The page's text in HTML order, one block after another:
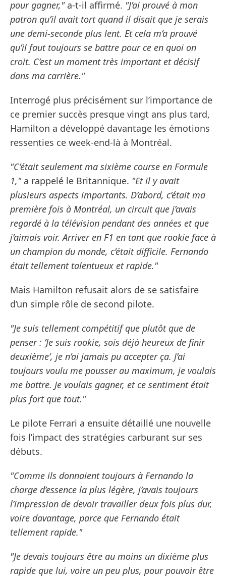
pour gagner,"a-t-il affirmé. "J’ai prouvé à mon
patron qu’il avait tort quand il disait que je serais
une demi-seconde plus lent. Et cela m’a prouvé
qu’il faut toujours se battre pour ce en quoi on
croit. C’est un moment très important et décisif
dans ma carrière."
Interrogé plus précisément sur l’importance de
ce premier succès presque vingt ans plus tard,
Hamilton a développé davantage les émotions
ressenties ce week-end-là à Montréal.
"C’était seulement ma sixième course en Formule
1,"a rappelé le Britannique. "Et il y avait
plusieurs aspects importants. D’abord, c’était ma
première fois à Montréal, un circuit que j’avais
regardé à la télévision pendant des années et que
j’aimais voir. Arriver en F1 en tant que rookie face à
un champion du monde, c’était difficile. Fernando
était tellement talentueux et rapide."
Mais Hamilton refusait alors de se satisfaire
d’un simple rôle de second pilote.
"Je suis tellement compétitif que plutôt que de
penser : ’Je suis rookie, sois déjà heureux de finir
deuxième’, je n’ai jamais pu accepter ça. J’ai
toujours voulu me pousser au maximum, je voulais
me battre. Je voulais gagner, et ce sentiment était
plus fort que tout."
Le pilote Ferrari a ensuite détaillé une nouvelle
fois l’impact des stratégies carburant sur ses
débuts.
"Comme ils donnaient toujours à Fernando la
charge d’essence la plus légère, j’avais toujours
l’impression de devoir travailler deux fois plus dur,
voire davantage, parce que Fernando était
tellement rapide."
"Je devais toujours être au moins un dixième plus
rapide que lui, voire un peu plus, pour pouvoir être